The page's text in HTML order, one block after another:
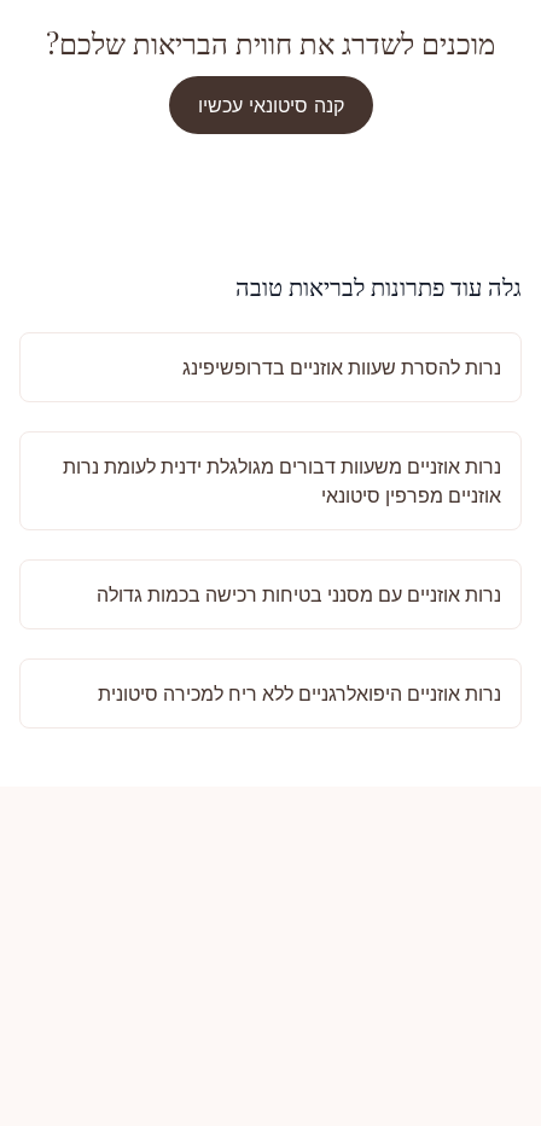
מוכנים לשדרג את חווית הבריאות שלכם?
קנה סיטונאי עכשיו
גלה עוד פתרונות לבריאות טובה
נרות להסרת שעוות אוזניים בדרופשיפינג
נרות אוזניים משעוות דבורים מגולגלת ידנית לעומת נרות
אוזניים מפרפין סיטונאי
נרות אוזניים עם מסנני בטיחות רכישה בכמות גדולה
נרות אוזניים היפואלרגניים ללא ריח למכירה סיטונית